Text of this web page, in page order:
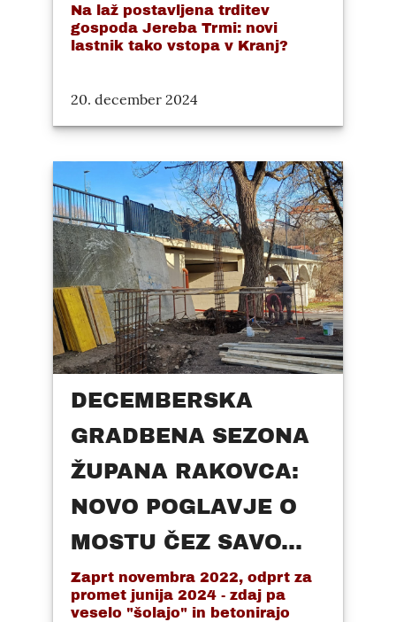
Na laž postavljena trditev
gospoda Jereba Trmi: novi
lastnik tako vstopa v Kranj?
20. december 2024
DECEMBERSKA
GRADBENA SEZONA
ŽUPANA RAKOVCA:
NOVO POGLAVJE O
MOSTU ČEZ SAVO...
Zaprt novembra 2022, odprt za
promet junija 2024 - zdaj pa
veselo "šolajo" in betonirajo